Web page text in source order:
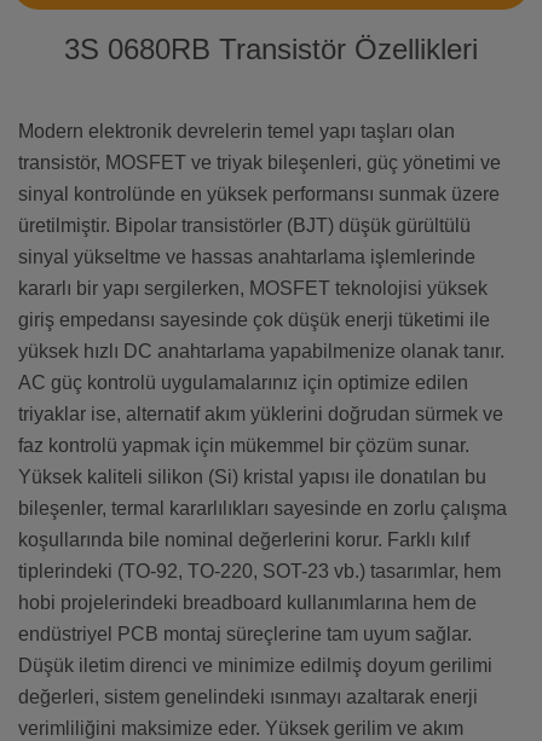
3S 0680RB Transistör Özellikleri
Modern elektronik devrelerin temel yapı taşları olan
transistör, MOSFET ve triyak bileşenleri, güç yönetimi ve
sinyal kontrolünde en yüksek performansı sunmak üzere
üretilmiştir. Bipolar transistörler (BJT) düşük gürültülü
sinyal yükseltme ve hassas anahtarlama işlemlerinde
kararlı bir yapı sergilerken, MOSFET teknolojisi yüksek
giriş empedansı sayesinde çok düşük enerji tüketimi ile
yüksek hızlı DC anahtarlama yapabilmenize olanak tanır.
AC güç kontrolü uygulamalarınız için optimize edilen
triyaklar ise, alternatif akım yüklerini doğrudan sürmek ve
faz kontrolü yapmak için mükemmel bir çözüm sunar.
Yüksek kaliteli silikon (Si) kristal yapısı ile donatılan bu
bileşenler, termal kararlılıkları sayesinde en zorlu çalışma
koşullarında bile nominal değerlerini korur. Farklı kılıf
tiplerindeki (TO-92, TO-220, SOT-23 vb.) tasarımlar, hem
hobi projelerindeki breadboard kullanımlarına hem de
endüstriyel PCB montaj süreçlerine tam uyum sağlar.
Düşük iletim direnci ve minimize edilmiş doyum gerilimi
değerleri, sistem genelindeki ısınmayı azaltarak enerji
verimliliğini maksimize eder. Yüksek gerilim ve akım